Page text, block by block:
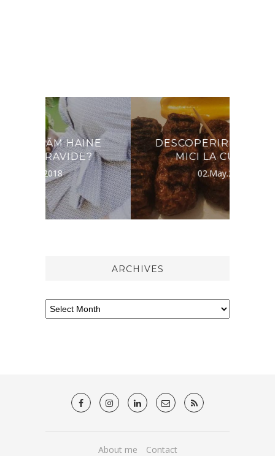
DESCOPERIREA DE IERI:
MICI LA CUPTOR.
02.May.2020
ARCHIVES
About me Contact